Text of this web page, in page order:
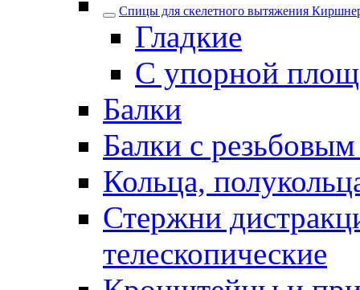
Спицы для cкелетного вытяжения
Гладкие
С упорной
Балки
Балки с
Кольца,
Стержни
телескопические